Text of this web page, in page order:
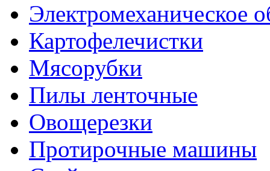
Электромеханическое
Картофелечистки
Мясорубки
Пилы ленточные
Овощерезки
Протирочные машины